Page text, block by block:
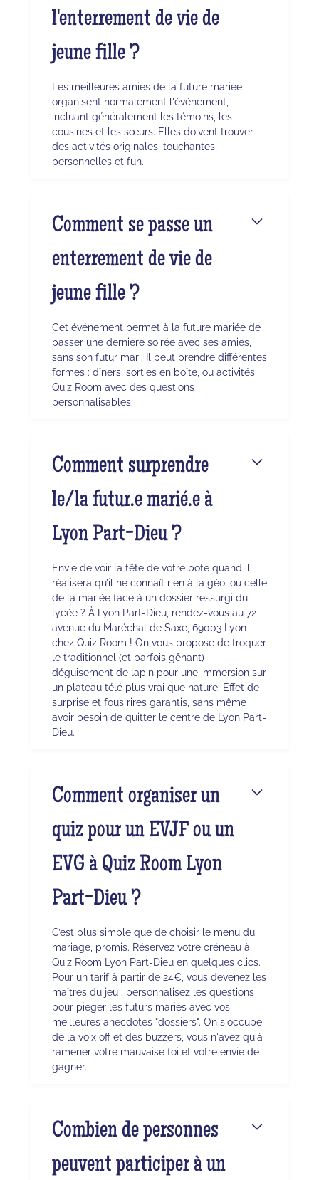
l'enterrement de vie de
jeune fille ?
Les meilleures amies de la future mariée
organisent normalement l'événement,
incluant généralement les témoins, les
cousines et les sœurs. Elles doivent trouver
des activités originales, touchantes,
personnelles et fun.
Comment se passe un
enterrement de vie de
jeune fille ?
Cet événement permet à la future mariée de
passer une dernière soirée avec ses amies,
sans son futur mari. Il peut prendre différentes
formes : dîners, sorties en boîte, ou activités
Quiz Room avec des questions
personnalisables.
Comment surprendre
le/la futur.e marié.e à
Lyon Part-Dieu ?
Envie de voir la tête de votre pote quand il
réalisera qu’il ne connaît rien à la géo, ou celle
de la mariée face à un dossier ressurgi du
lycée ? À Lyon Part-Dieu, rendez-vous au 72
avenue du Maréchal de Saxe, 69003 Lyon
chez Quiz Room ! On vous propose de troquer
le traditionnel (et parfois gênant)
déguisement de lapin pour une immersion sur
un plateau télé plus vrai que nature. Effet de
surprise et fous rires garantis, sans même
avoir besoin de quitter le centre de Lyon Part-
Dieu.
Comment organiser un
quiz pour un EVJF ou un
EVG à Quiz Room Lyon
Part-Dieu ?
C’est plus simple que de choisir le menu du
mariage, promis. Réservez votre créneau à
Quiz Room Lyon Part-Dieu en quelques clics.
Pour un tarif à partir de 24€, vous devenez les
maîtres du jeu : personnalisez les questions
pour piéger les futurs mariés avec vos
meilleures anecdotes "dossiers". On s'occupe
de la voix off et des buzzers, vous n'avez qu'à
ramener votre mauvaise foi et votre envie de
gagner.
Combien de personnes
peuvent participer à un